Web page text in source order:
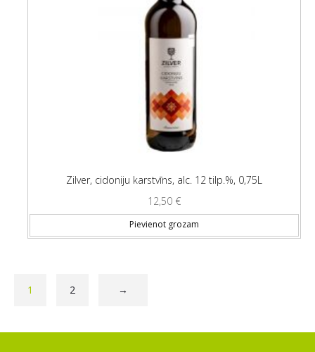
Zilver, cidoniju karstvīns, alc. 12 tilp.%, 0,75L
12,50 €
Pievienot grozam
1 2 →